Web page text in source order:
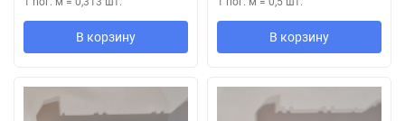
В корзину В корзину